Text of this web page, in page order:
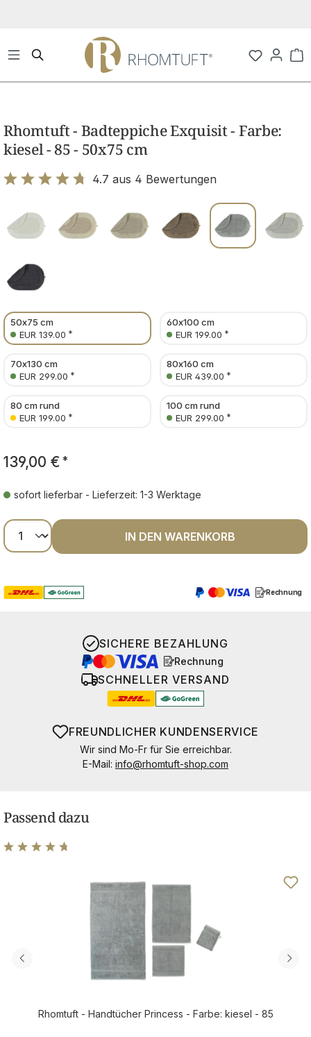
Rhomtuft - Badteppiche Exquisit - Farbe:
kiesel - 85 - 50x75 cm
4.7 aus 4 Bewertungen
50x75 cm
EUR 139.00 *
60x100 cm
EUR 199.00 *
70x130 cm
EUR 299.00 *
80x160 cm
EUR 439.00 *
80 cm rund
EUR 199.00 *
100 cm rund
EUR 299.00 *
139,00 € *
sofort lieferbar - Lieferzeit: 1-3 Werktage
Produkt Anzahl: Gib den gewünschten
IN DEN WARENKORB
Rechnung
SICHERE BEZAHLUNG
Rechnung
SCHNELLER VERSAND
FREUNDLICHER KUNDENSERVICE
Wir sind Mo-Fr für Sie erreichbar.
E-Mail: info@rhomtuft-shop.com
Passend dazu
Rhomtuft - Handtücher Princess - Farbe: kiesel - 85